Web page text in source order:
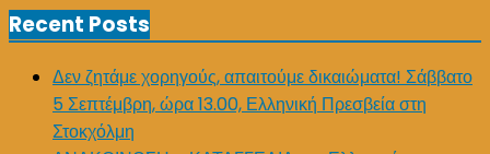
Recent Posts
Δεν ζητάμε χορηγούς, απαιτούμε δικαιώματα! Σάββατο
5 Σεπτέμβρη, ώρα 13.00, Ελληνική Πρεσβεία στη
Στοκχόλμη